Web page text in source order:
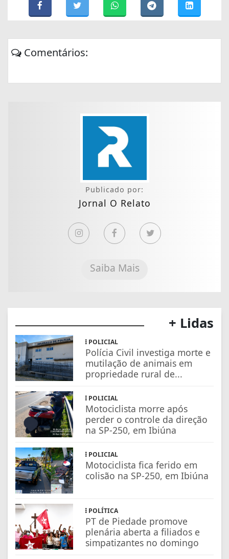
Comentários:
Publicado por:
Jornal O Relato
Saiba Mais
+ Lidas
POLICIAL
Polícia Civil investiga morte e
mutilação de animais em
propriedade rural de...
POLICIAL
Motociclista morre após
perder o controle da direção
na SP-250, em Ibiúna
POLICIAL
Motociclista fica ferido em
colisão na SP-250, em Ibiúna
POLÍTICA
PT de Piedade promove
plenária aberta a filiados e
simpatizantes no domingo